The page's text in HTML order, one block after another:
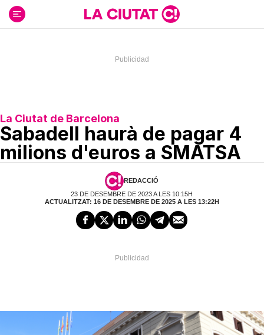
contenido
La Ciutat de Barcelona
Sabadell haurà de pagar 4
milions d'euros a SMATSA
REDACCIÓ
23 DE DESEMBRE DE 2023 A LES 10:15H
ACTUALITZAT: 16 DE DESEMBRE DE 2025 A LES 13:22H